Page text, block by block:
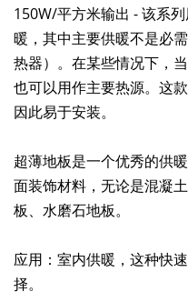
150W/平方米输出 - 该系
暖，其中主要供暖不是必
热器）。在某些情况下，
也可以用作主要热源。这
因此易于安装。
超薄地板是一个优秀的供
面装饰材料，无论是混凝
板、水磨石地板。
应用：室内供暖，这种快
择。